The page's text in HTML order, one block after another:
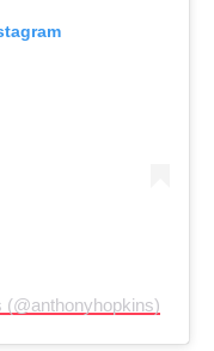
(@anthonyhopkins)